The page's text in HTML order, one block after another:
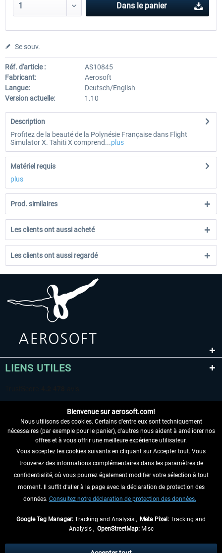
Dans le panier
Se souv.
Réf. d'article :
AS10845
Fabricant:
Aerosoft
Langue:
Deutsch/English
Version actuelle:
1.10
Description
Profitez de la beauté de la Polynésie Française dans Flight
Simulator X. Tahiti X comprend...plus
Matériel requis
plus
Prod. similaires
Les clients ont aussi acheté
Les clients ont aussi regardé
LIENS UTILES
RENONCER AU CONTRAT ICI
INFORMATIONS
NE MANQUEZ PAS LES DERNIÈRES
échéant, frais de remboursement, si aucune description contraire.
Bienvenue sur aerosoft.com!
Nous utilisons des cookies. Certains d'entre eux sont techniquement
nécessaires (par exemple pour le panier), d'autres nous aident à améliorer nos
offres et à vous offrir une meilleure expérience utilisateur.
Vous acceptez les cookies suivants en cliquant sur Accepter tout. Vous
trouverez des informations complémentaires dans les paramètres de
confidentialité, où vous pourrez également modifier votre sélection à tout
moment. Il suffit d'aller à la page avec la déclaration de protection des
données. Consultez notre déclaration de protection des données.
Google Tag Manager: Tracking and Analysis , Meta Pixel: Tracking and
Analysis , OpenStreetMap:Misc